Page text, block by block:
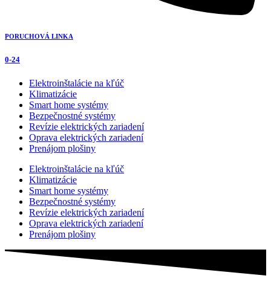
PORUCHOVÁ LINKA
0-24
Elektroinštalácie na kľúč
Klimatizácie
Smart home systémy
Bezpečnostné systémy
Revízie elektrických zariadení
Oprava elektrických zariadení
Prenájom plošiny
Elektroinštalácie na kľúč
Klimatizácie
Smart home systémy
Bezpečnostné systémy
Revízie elektrických zariadení
Oprava elektrických zariadení
Prenájom plošiny